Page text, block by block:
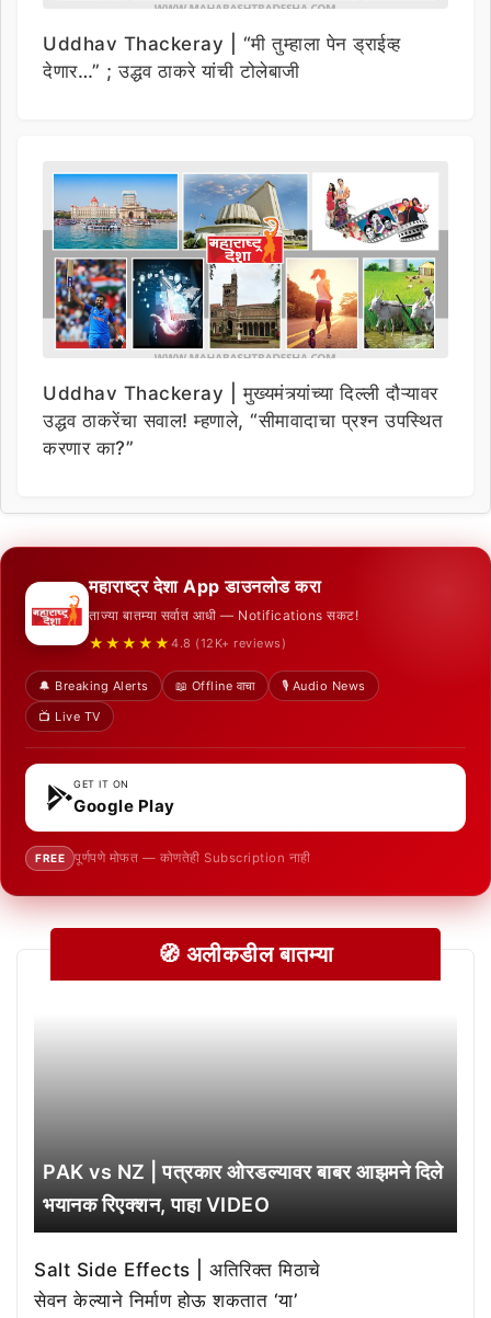
Uddhav Thackeray | “मी तुम्हाला पेन ड्राईव्ह
देणार…” ; उद्धव ठाकरे यांची टोलेबाजी
Uddhav Thackeray | मुख्यमंत्र्यांच्या दिल्ली दौऱ्यावर
उद्धव ठाकरेंचा सवाल! म्हणाले, “सीमावादाचा प्रश्न उपस्थित
करणार का?”
महाराष्ट्र देशा App डाउनलोड करा
ताज्या बातम्या सर्वात आधी — Notifications सकट!
★★★★★ 4.8 (12K+ reviews)
🔔 Breaking Alerts 📖 Offline वाचा
🎙️ Audio News
📺 Live TV
GET IT ON
Google Play
FREE पूर्णपणे मोफत — कोणतेही Subscription नाही
🧭 अलीकडील बातम्या
PAK vs NZ | पत्रकार ओरडल्यावर बाबर आझमने दिले
भयानक रिएक्शन, पाहा VIDEO
Salt Side Effects | अतिरिक्त मिठाचे
सेवन केल्याने निर्माण होऊ शकतात ‘या’